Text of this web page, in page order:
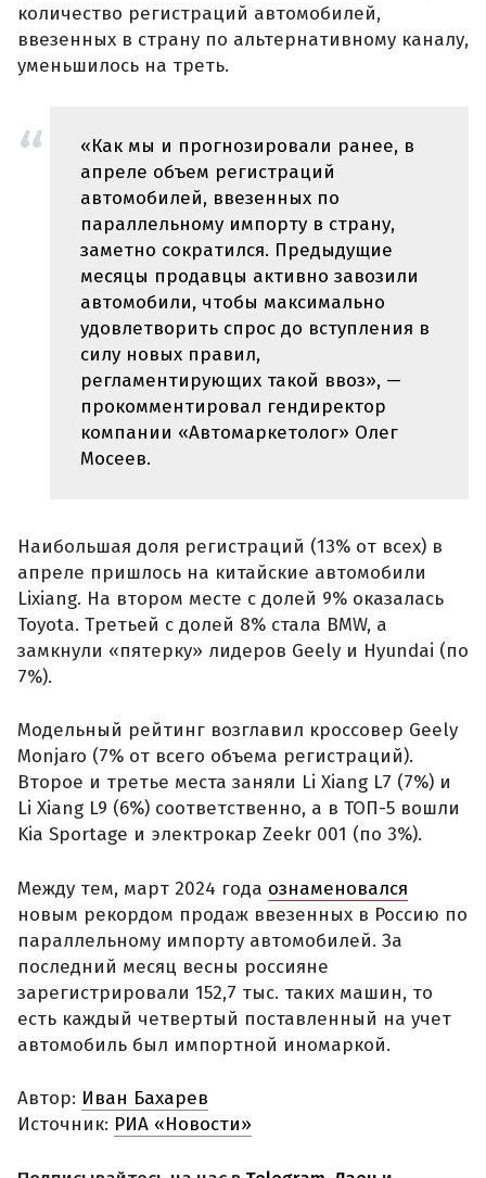
количество регистраций автомобилей,
ввезенных в страну по альтернативному каналу,
уменьшилось на треть.
«Как мы и прогнозировали ранее, в
апреле объем регистраций
автомобилей, ввезенных по
параллельному импорту в страну,
заметно сократился. Предыдущие
месяцы продавцы активно завозили
автомобили, чтобы максимально
удовлетворить спрос до вступления в
силу новых правил,
регламентирующих такой ввоз», —
прокомментировал гендиректор
компании «Автомаркетолог» Олег
Мосеев.
Наибольшая доля регистраций (13% от всех) в
апреле пришлось на китайские автомобили
Lixiang. На втором месте с долей 9% оказалась
Toyota. Третьей с долей 8% стала BMW, а
замкнули «пятерку» лидеров Geely и Hyundai (по
7%).
Модельный рейтинг возглавил кроссовер Geely
Monjaro (7% от всего объема регистраций).
Второе и третье места заняли Li Xiang L7 (7%) и
Li Xiang L9 (6%) соответственно, а в ТОП-5 вошли
Kia Sportage и электрокар Zeekr 001 (по 3%).
Между тем, март 2024 года ознаменовался
новым рекордом продаж ввезенных в Россию по
параллельному импорту автомобилей. За
последний месяц весны россияне
зарегистрировали 152,7 тыс. таких машин, то
есть каждый четвертый поставленный на учет
автомобиль был импортной иномаркой.
Автор: Иван Бахарев
Источник: РИА «Новости»